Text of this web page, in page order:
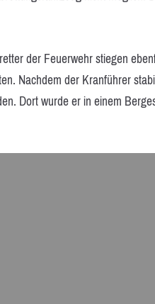
der Feuerwehr stiegen
Nachdem der Kranführer
Dort wurde er in einem